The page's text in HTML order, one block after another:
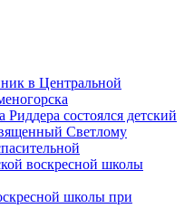
в Центральной
состоялся детский
Светлому
воскресной школы
школы при